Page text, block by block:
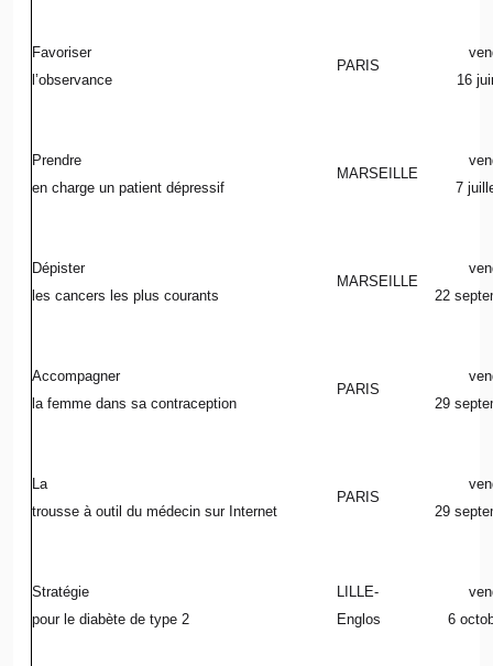
Favoriser
l’observance
PARIS
16
Prendre
en charge un patient dépressif
MARSEILLE
7
Dépister
les cancers les plus courants
MARSEILLE
22
Accompagner
la femme dans sa contraception
PARIS
29
La
trousse à outil du médecin sur Internet
PARIS
29
Stratégie
pour le diabète de type 2
LILLE-
Englos
6